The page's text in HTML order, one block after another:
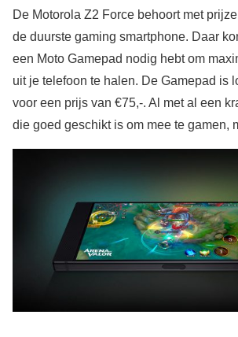
De Motorola Z2 Force behoort met
de duurste gaming smartphone. Daar
een Moto Gamepad nodig hebt om
uit je telefoon te halen. De Gamepad is
voor een prijs van €75,-. Al met al een
die goed geschikt is om mee te gamen,